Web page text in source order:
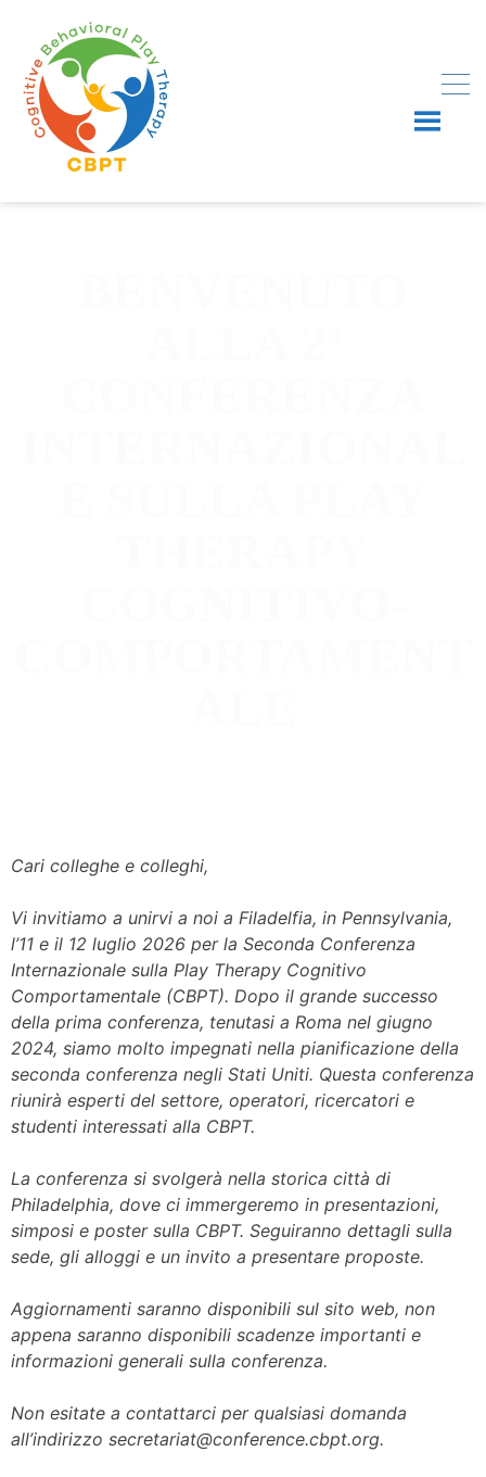
Cari colleghe e colleghi,
Vi invitiamo a unirvi a noi a Filadelfia, in Pennsylvania,
l’11 e il 12 luglio 2026 per la Seconda Conferenza
Internazionale sulla Play Therapy Cognitivo
Comportamentale (CBPT). Dopo il grande successo
della prima conferenza, tenutasi a Roma nel giugno
2024, siamo molto impegnati nella pianificazione della
seconda conferenza negli Stati Uniti. Questa conferenza
riunirà esperti del settore, operatori, ricercatori e
studenti interessati alla CBPT.
La conferenza si svolgerà nella storica città di
Philadelphia, dove ci immergeremo in presentazioni,
simposi e poster sulla CBPT. Seguiranno dettagli sulla
sede, gli alloggi e un invito a presentare proposte.
Aggiornamenti saranno disponibili sul sito web, non
appena saranno disponibili scadenze importanti e
informazioni generali sulla conferenza.
Non esitate a contattarci per qualsiasi domanda
all’indirizzo secretariat@conference.cbpt.org.